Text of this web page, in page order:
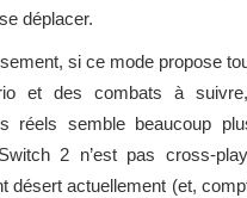
déplacer.
si ce mode propose
et des combats à
réels semble beaucoup
2 n’est pas cross-
désert actuellement (et,